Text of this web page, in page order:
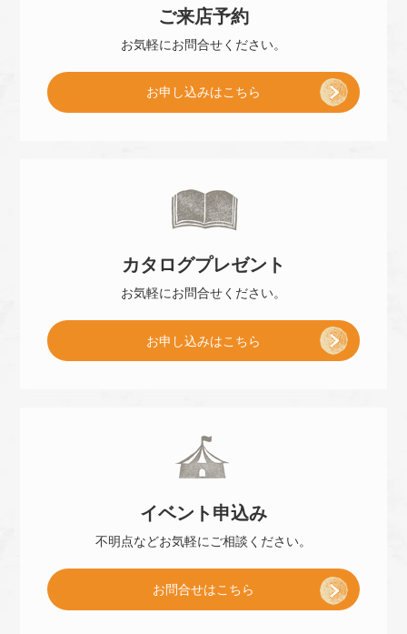
ご来店予約
お気軽にお問合せください。
予
お申し込みはこちら
カタログプレゼント
お気軽にお問合せください。
プ
お申し込みはこちら
イベント 申込み
不明点などお気軽にご相談ください。
お問合せはこちら